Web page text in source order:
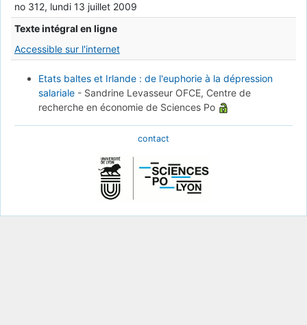
no 312, lundi 13 juillet 2009
Texte intégral en ligne
Accessible sur l'internet
Etats baltes et Irlande : de l'euphorie à la dépression
salariale - Sandrine Levasseur OFCE, Centre de
recherche en économie de Sciences Po
contact